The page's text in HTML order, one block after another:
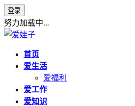
登录
努力加载中...
首页
爱生活
爱福利
爱工作
爱知识